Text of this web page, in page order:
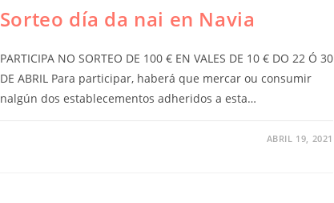
Sorteo día da nai en Navia
PARTICIPA NO SORTEO DE 100 € EN VALES DE 10 € DO 22 Ó 30
DE ABRIL Para participar, haberá que mercar ou consumir
nalgún dos establecementos adheridos a esta…
ABRIL 19, 2021